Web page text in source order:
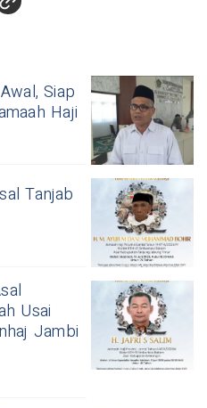
Siap
Haji
Tanjab
Usai
Jambi